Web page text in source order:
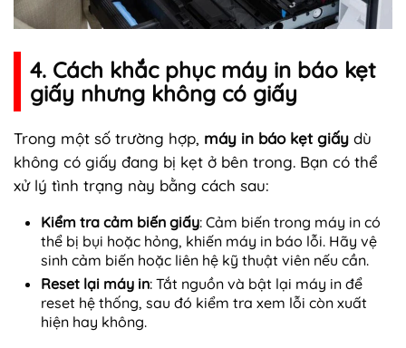
4. Cách khắc phục máy in báo kẹt
giấy nhưng không có giấy
Trong một số trường hợp, máy in báo kẹt giấy dù
không có giấy đang bị kẹt ở bên trong. Bạn có thể
xử lý tình trạng này bằng cách sau:
Kiểm tra cảm biến giấy: Cảm biến trong máy in có
thể bị bụi hoặc hỏng, khiến máy in báo lỗi. Hãy vệ
sinh cảm biến hoặc liên hệ kỹ thuật viên nếu cần.
Reset lại máy in: Tắt nguồn và bật lại máy in để
reset hệ thống, sau đó kiểm tra xem lỗi còn xuất
hiện hay không.